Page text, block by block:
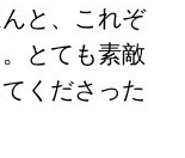
と、これぞ
とても素敵
くださった